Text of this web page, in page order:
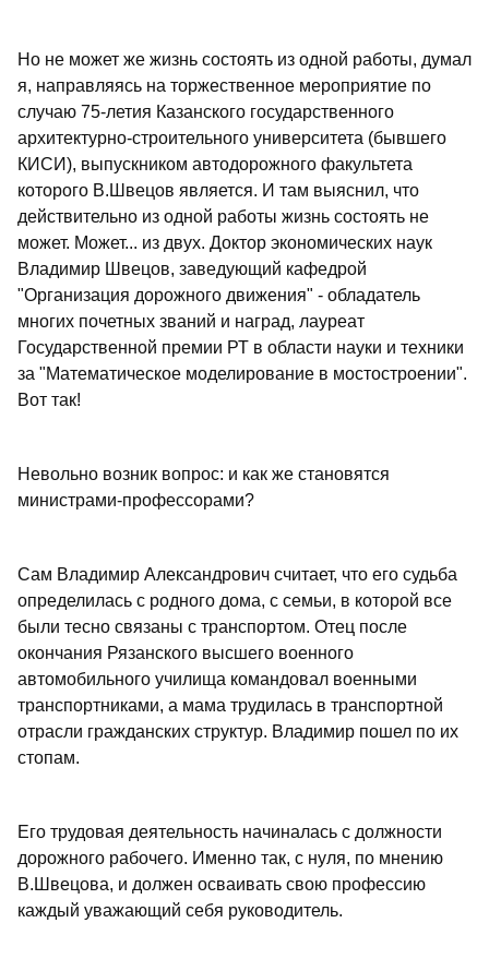
Но не может же жизнь состоять из одной работы, думал
я, направляясь на торжественное мероприятие по
случаю 75-летия Казанского государственного
архитектурно-строительного университета (бывшего
КИСИ), выпускником автодорожного факультета
которого В.Швецов является. И там выяснил, что
действительно из одной работы жизнь состоять не
может. Может... из двух. Доктор экономических наук
Владимир Швецов, заведующий кафедрой
"Организация дорожного движения" - обладатель
многих почетных званий и наград, лауреат
Государственной премии РТ в области науки и техники
за "Математическое моделирование в мостостроении".
Вот так!
Невольно возник вопрос: и как же становятся
министрами-профессорами?
Сам Владимир Александрович считает, что его судьба
определилась с родного дома, с семьи, в которой все
были тесно связаны с транспортом. Отец после
окончания Рязанского высшего военного
автомобильного училища командовал военными
транспортниками, а мама трудилась в транспортной
отрасли гражданских структур. Владимир пошел по их
стопам.
Его трудовая деятельность начиналась с должности
дорожного рабочего. Именно так, с нуля, по мнению
В.Швецова, и должен осваивать свою профессию
каждый уважающий себя руководитель.